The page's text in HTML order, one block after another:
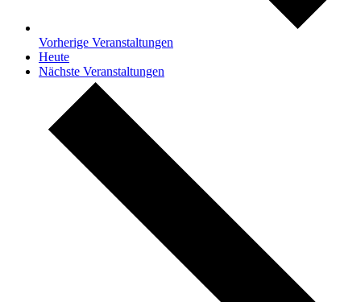
Vorherige Veranstaltungen
Heute
Nächste Veranstaltungen